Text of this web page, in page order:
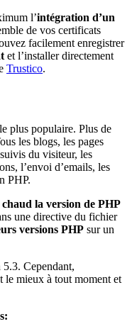
l’intégration d’un
de vos certificats
facilement enregistrer
et l’installer directement
Trustico.
plus populaire. Plus de
les blogs, les pages
du visiteur, les
l’envoi d’emails, les
PHP.
la version de PHP
une directive du fichier
versions PHP sur un
Cependant,
le mieux à tout moment et